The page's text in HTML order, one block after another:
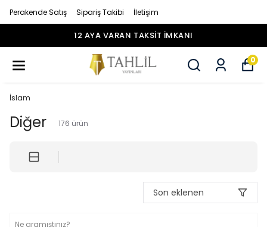
Perakende Satış Sipariş Takibi İletişim
12 AYA VARAN TAKSİT İMKANI
0
İslam
Diğer 176 ürün
Son eklenen